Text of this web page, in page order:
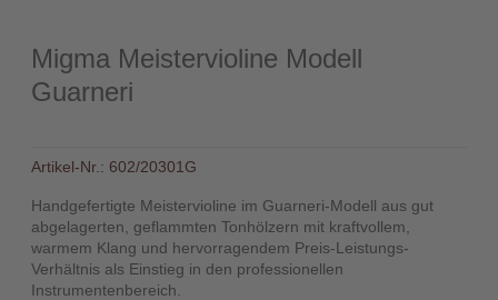
Kontakt
Warenkorb
(0)
Migma Meistervioline Modell
Guarneri
Artikel-Nr.: 602/20301G
Handgefertigte Meistervioline im Guarneri-Modell aus gut
abgelagerten, geflammten Tonhölzern mit kraftvollem,
warmem Klang und hervorragendem Preis-Leistungs-
Verhältnis als Einstieg in den professionellen
Instrumentenbereich.